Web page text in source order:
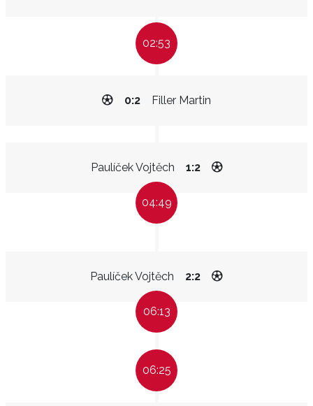
02:53
Filler Martin
0:2
Paulíček Vojtěch 1:2
04:49
Paulíček Vojtěch 2:2
06:13
06:25